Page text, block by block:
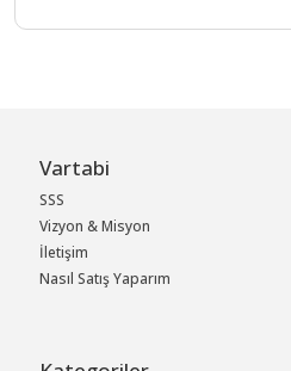
Vartabi
SSS
Vizyon & Misyon
İletişim
Nasıl Satış Yaparım